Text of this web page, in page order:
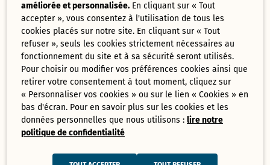
améliorée et personnalisée. En cliquant sur « Tout
accepter », vous consentez à l'utilisation de tous les
cookies placés sur notre site. En cliquant sur « Tout
refuser », seuls les cookies strictement nécessaires au
fonctionnement du site et à sa sécurité seront utilisés.
Pour choisir ou modifier vos préférences cookies ainsi que
retirer votre consentement à tout moment, cliquez sur
« Personnaliser vos cookies » ou sur le lien « Cookies » en
bas d'écran. Pour en savoir plus sur les cookies et les
données personnelles que nous utilisons :lire notre
politique de confidentialité